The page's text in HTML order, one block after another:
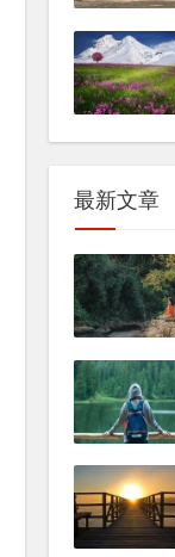
最新文章